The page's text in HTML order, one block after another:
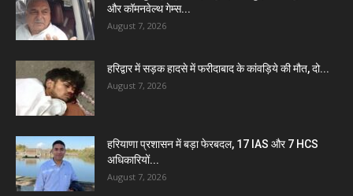
और कॉमनवेल्थ गेम्स...
August 7, 2026
हरिद्वार में सड़क हादसे में फरीदाबाद के कांवड़िये की मौत, दो...
August 7, 2026
हरियाणा प्रशासन में बड़ा फेरबदल, 17 IAS और 7 HCS
अधिकारियों...
August 7, 2026